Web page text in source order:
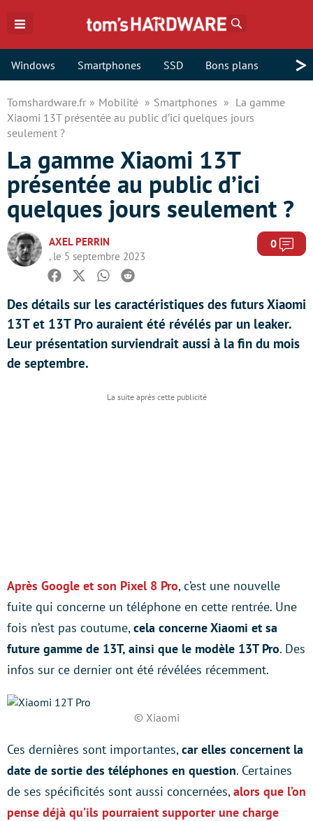
Windows Smartphones SSD Bons plans >
Tomshardware.fr Mobilité Smartphones
La gamme
Xiaomi 13T présentée au public d’ici quelques jours
seulement ?
La gamme Xiaomi 13T
présentée au public d’ici
quelques jours seulement ?
AXEL PERRIN
, le 5 septembre 2023
0
Facebook
TwitterWhatsapp
Reddit
Des détails sur les caractéristiques des futurs Xiaomi
13T et 13T Pro auraient été révélés par un leaker.
Leur présentation surviendrait aussi à la fin du mois
de septembre.
Après Google et son Pixel 8 Pro, c’est une nouvelle
fuite qui concerne un téléphone en cette rentrée. Une
fois n’est pas coutume,cela concerne Xiaomi et sa
future gamme de 13T, ainsi que le modèle 13T Pro. Des
infos sur ce dernier ont été révélées récemment.
© Xiaomi
Ces dernières sont importantes,car elles concernent la
date de sortie des téléphones en question. Certaines
de ses spécificités sont aussi concernées,alors que l’on
pense déjà qu’ils pourraient supporter une charge